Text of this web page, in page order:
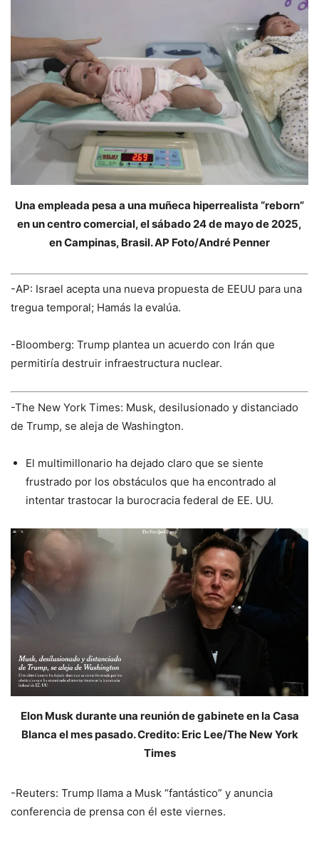
Una empleada pesa a una muñeca hiperrealista “reborn”
en un centro comercial, el sábado 24 de mayo de 2025,
en Campinas, Brasil. AP Foto/André Penner
-AP: Israel acepta una nueva propuesta de EEUU para una
tregua temporal; Hamás la evalúa.
-Bloomberg: Trump plantea un acuerdo con Irán que
permitiría destruir infraestructura nuclear.
-The New York Times: Musk, desilusionado y distanciado
de Trump, se aleja de Washington.
El multimillonario ha dejado claro que se siente
frustrado por los obstáculos que ha encontrado al
intentar trastocar la burocracia federal de EE. UU.
Elon Musk durante una reunión de gabinete en la Casa
Blanca el mes pasado. Credito: Eric Lee/The New York
Times
-Reuters: Trump llama a Musk “fantástico” y anuncia
conferencia de prensa con él este viernes.